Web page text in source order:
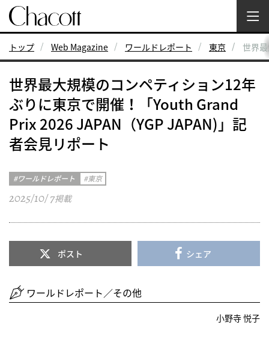
トップ Web Magazine ワールドレポート 東京 世界
世界最大規模のコンペティション12年
ぶりに東京で開催！「Youth Grand
Prix 2026 JAPAN（YGP JAPAN)」記
者会見リポート
ワールドレポート 東京
2025/10/ 7掲載
ポスト シェア
ワールドレポート／その他
小野寺 悦子